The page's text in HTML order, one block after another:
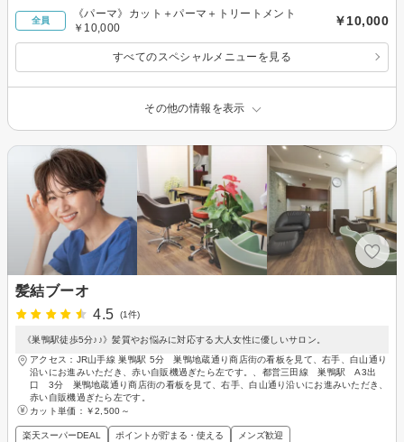
全員
《パーマ》カット＋パーマ＋トリートメント
￥10,000
￥10,000
すべてのスペシャルメニューを見る
その他の情報を表示
髪結ブーオ
4.5
(1件)
《巣鴨駅徒歩5分♪♪》髪質やお悩みに対応する大人女性に優しいサロン。
アクセス：JR山手線 巣鴨駅 5分 巣鴨地蔵通り商店街の看板を見て、右手、白山通り
沿いにお進みいただき、赤い自販機過ぎたら左です。、都営三田線 巣鴨駅 A3出
口 3分 巣鴨地蔵通り商店街の看板を見て、右手、白山通り沿いにお進みいただき、
赤い自販機過ぎたら左です。
カット単価： ￥2,500～
楽天スーパーDEAL ポイントが貯まる・使える メンズ歓迎